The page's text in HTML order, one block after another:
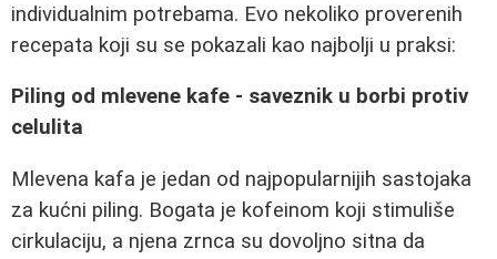
individualnim potrebama. Evo nekoliko proverenih
recepata koji su se pokazali kao najbolji u praksi:
Piling od mlevene kafe - saveznik u borbi protiv
celulita
Mlevena kafa je jedan od najpopularnijih sastojaka
za kućni piling. Bogata je kofeinom koji stimuliše
cirkulaciju, a njena zrnca su dovoljno sitna da